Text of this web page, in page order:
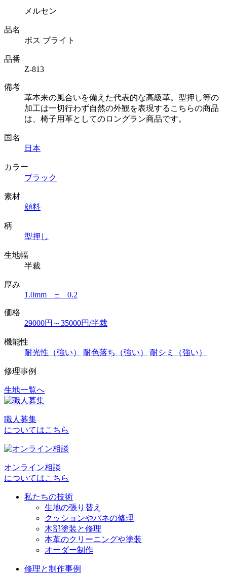
メルセン
品名
ボス ブライト
品番
Z-813
備考
革本来の風合いを備えた代表的な高級革。型押し等の
加工は一切行わず自然の外観を表現するこちらの商品
は、椅子用革としてのロングラン商品です。
国名
日本
カラー
ブラック
素材
顔料
柄
型押し
生地幅
半裁
厚み
1.0mm ± 0.2
価格
29000円～35000円/半裁
機能性
耐光性（強い）
耐色落ち（強い） 耐シミ（強い）
修理事例
投
ナ
ビ
ー
生地一覧へ
職人募集
についてはこちら
オンライン相談
についてはこちら
私たちの技術
生地の張り替え
クッションやバネの修理
木部塗装と修理
本革のクリーニングや塗装
オーダー制作
修理と制作事例